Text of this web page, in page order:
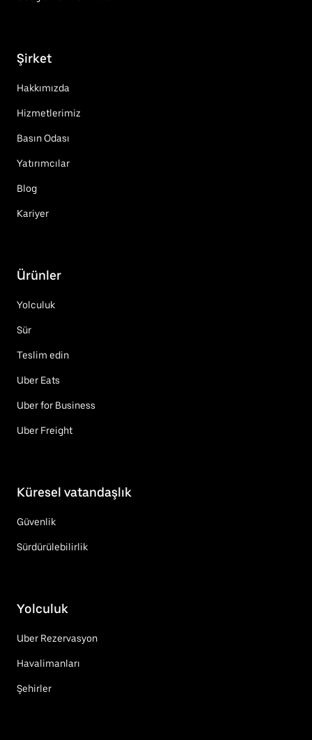
Şirket
Hakkımızda
Hizmetlerimiz
Basın Odası
Yatırımcılar
Blog
Kariyer
Ürünler
Yolculuk
Sür
Teslim edin
Uber Eats
Uber for Business
Uber Freight
Küresel vatandaşlık
Güvenlik
Sürdürülebilirlik
Yolculuk
Uber Rezervasyon
Havalimanları
Şehirler